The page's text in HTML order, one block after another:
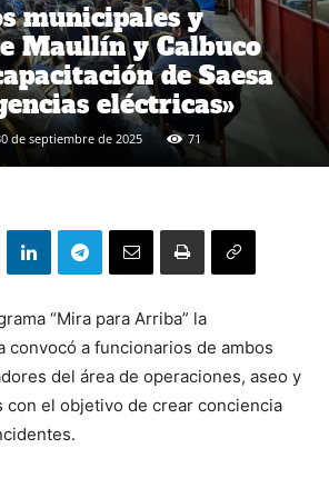
municipales y
Maullín y Calbuco
de Saesa
eléctricas»
de septiembre de 2025 71
“Mira para Arriba” la
convocó a funcionarios de ambos
del área de operaciones, aseo y
con el objetivo de crear conciencia